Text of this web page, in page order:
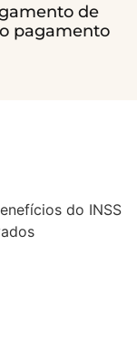
de
pagamento
do INSS